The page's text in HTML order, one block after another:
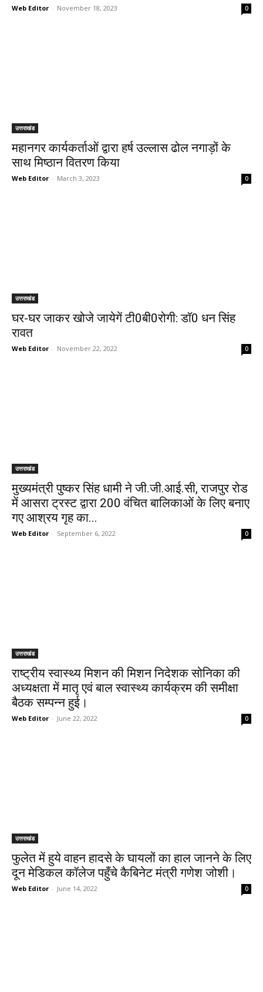
Web Editor - November 18, 2023 0
उत्तराखंड
महानगर कार्यकर्ताओं द्वारा हर्ष उल्लास ढोल नगाड़ों के
साथ मिष्ठान वितरण किया
Web Editor - March 3, 2023 0
उत्तराखंड
घर-घर जाकर खोजे जायेगें टी0बी0रोगी: डाॅ0 धन सिंह
रावत
Web Editor - November 22, 2022 0
उत्तराखंड
मुख्यमंत्री पुष्कर सिंह धामी ने जी.जी.आई.सी, राजपुर रोड
में आसरा ट्रस्ट द्वारा 200 वंचित बालिकाओं के लिए बनाए
गए आश्रय गृह का...
Web Editor - September 6, 2022 0
उत्तराखंड
राष्ट्रीय स्वास्थ्य मिशन की मिशन निदेशक सोनिका की
अध्यक्षता में मातृ एवं बाल स्वास्थ्य कार्यक्रम की समीक्षा
बैठक सम्पन्न हुई।
Web Editor - June 22, 2022 0
उत्तराखंड
फुलेत में हुये वाहन हादसे के घायलों का हाल जानने के लिए
दून मेडिकल कॉलेज पहुँचे कैबिनेट मंत्री गणेश जोशी।
Web Editor - June 14, 2022 0